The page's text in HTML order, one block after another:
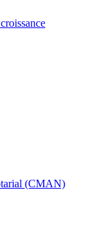
(CMAN)